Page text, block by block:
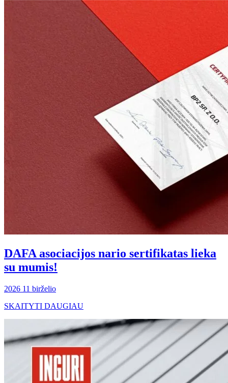
DAFA asociacijos nario sertifikatas lieka
su mumis!
2026 11 birželio
SKAITYTI DAUGIAU